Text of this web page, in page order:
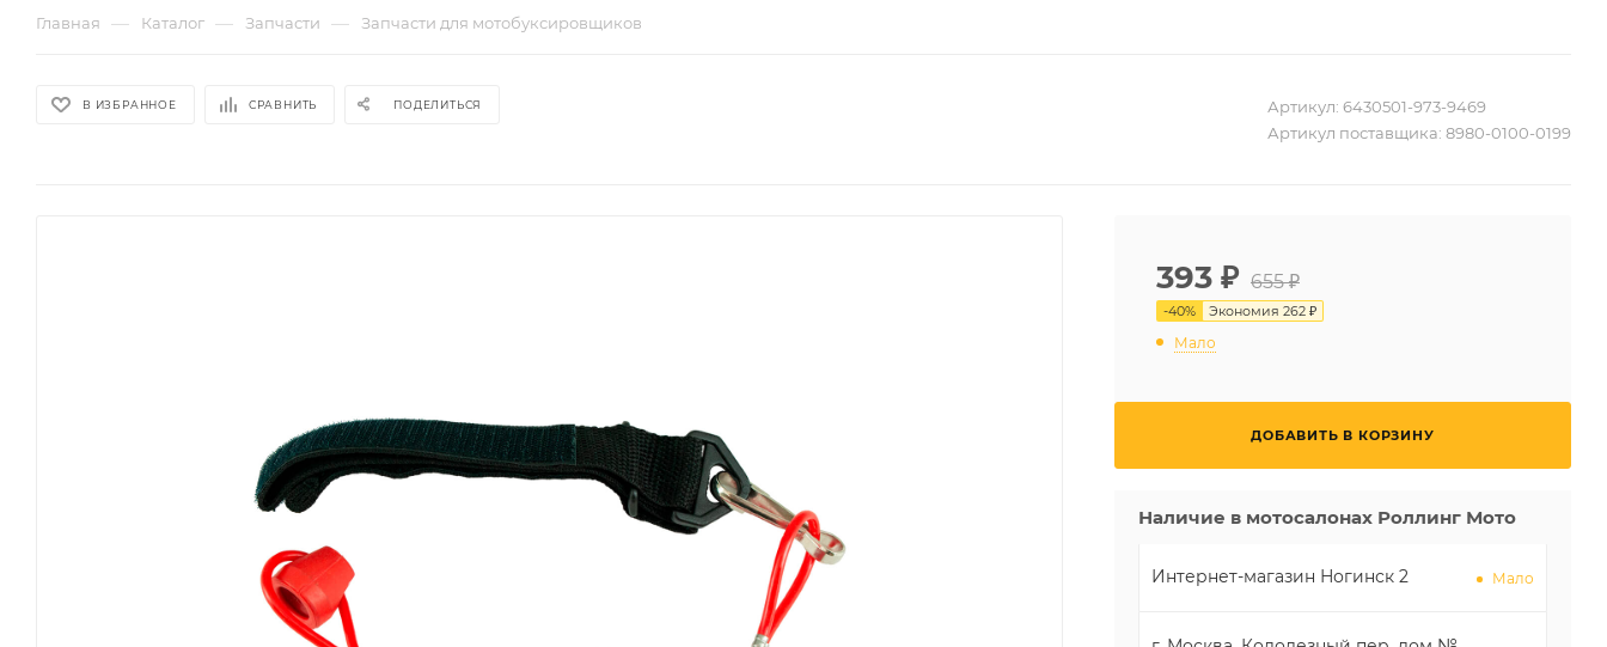
Главная — Каталог — Запчасти — Запчасти для мотобуксировщиков
В ИЗБРАННОЕ СРАВНИТЬ ПОДЕЛИТЬСЯ Артикул: 6430501-973-9469
Артикул поставщика: 8980-0100-0199
393 ₽ 655 ₽
-40% Экономия 262 ₽
Мало
ДОБАВИТЬ В КОРЗИНУ
Наличие в мотосалонах Роллинг Мото
Интернет-магазин Ногинск 2 Мало